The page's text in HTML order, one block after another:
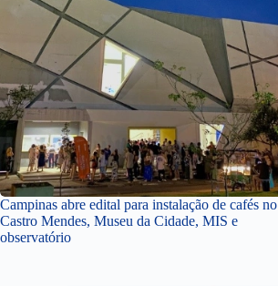
Campinas abre edital para instalação de cafés no
Castro Mendes, Museu da Cidade, MIS e
observatório